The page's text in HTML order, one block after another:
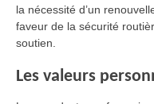
la nécessité d’un
faveur de la sécurité
soutien.
Les valeurs